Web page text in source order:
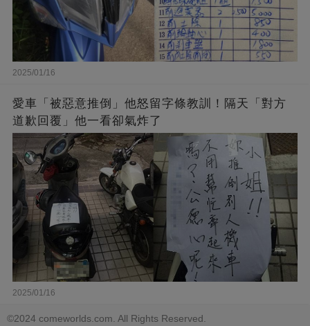
2025/01/16
愛車「被惡意推倒」他怒留字條教訓！隔天「對方
道歉回覆」他一看卻氣炸了
2025/01/16
©2024 comeworlds.com. All Rights Reserved.